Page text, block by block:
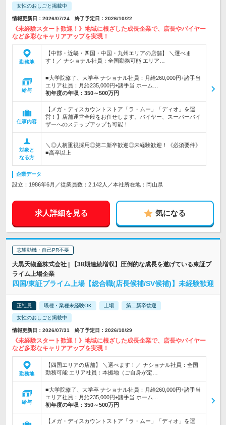
女性のおしごと掲載中
情報更新日：2026/07/24 終了予定日：2026/10/22
《未経験スタート歓迎！》地域に根ざした成長企業で、店長やバイヤー
など多彩なキャリアアップを実現！
勤務地
【中部・近畿・四国・中国・九州エリアの店舗】 ＼選べま
す！／ ナショナル社員：全国勤務可能 エリア…
給与
■大学院修了、大学卒 ナショナル社員：月給260,000円+諸手当
エリア社員：月給235,000円+諸手当 ホーム…
初年度の年収： 350～500万円
仕事内容
【メガ・ディスカウントストア「ラ・ムー」「ディオ」を運
営！】店舗運営全般をお任せします。バイヤー、スーパーバイ
ザーへのステップアップも可能！
対象と
なる方
＼◎人柄重視採用◎第二新卒歓迎◎未経験歓迎！《必須要件》
■高卒以上
企業データ
設立：1986年6月／従業員数：2,142人／本社所在地：岡山県
求人詳細を見る 気になる
志望動機・自己PR不要
大黒天物産株式会社 | 【38期連続増収】圧倒的な成長を遂げている東証プ
ライム上場企業
四国/東証プライム上場【総合職(店長候補/SV候補)】未経験歓迎
正社員 職種・業種未経験OK 上場 第二新卒歓迎
女性のおしごと掲載中
情報更新日：2026/07/31 終了予定日：2026/10/29
《未経験スタート歓迎！》地域に根ざした成長企業で、店長やバイヤー
など多彩なキャリアアップを実現！
勤務地
【四国エリアの店舗】 ＼選べます！／ ナショナル社員：全国
勤務可能 エリア社員：本拠地（ご自身が定…
給与
■大学院修了、大学卒 ナショナル社員：月給260,000円+諸手当
エリア社員：月給235,000円+諸手当 ホーム…
初年度の年収： 350～500万円
【メガ・ディスカウントストア「ラ・ムー」「ディオ」を運